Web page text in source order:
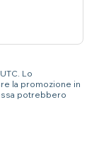
Lo
la promozione in
potrebbero